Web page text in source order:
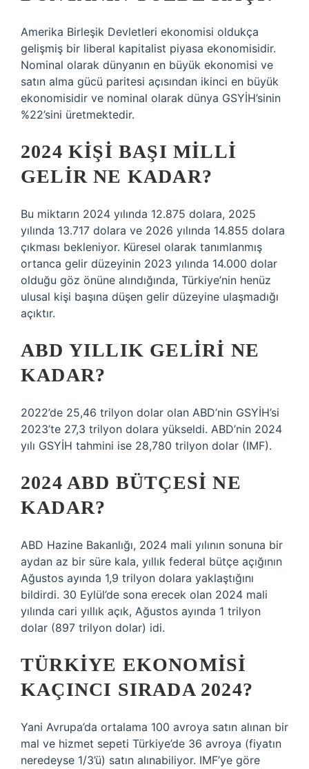
Amerika Birleşik Devletleri ekonomisi oldukça
gelişmiş bir liberal kapitalist piyasa ekonomisidir.
Nominal olarak dünyanın en büyük ekonomisi ve
satın alma gücü paritesi açısından ikinci en büyük
ekonomisidir ve nominal olarak dünya GSYİH’sinin
%22’sini üretmektedir.
2024 KIŞI BAŞI MILLI
GELIR NE KADAR?
Bu miktarın 2024 yılında 12.875 dolara, 2025
yılında 13.717 dolara ve 2026 yılında 14.855 dolara
çıkması bekleniyor. Küresel olarak tanımlanmış
ortanca gelir düzeyinin 2023 yılında 14.000 dolar
olduğu göz önüne alındığında, Türkiye’nin henüz
ulusal kişi başına düşen gelir düzeyine ulaşmadığı
açıktır.
ABD YILLIK GELIRI NE
KADAR?
2022’de 25,46 trilyon dolar olan ABD’nin GSYİH’si
2023’te 27,3 trilyon dolara yükseldi. ABD’nin 2024
yılı GSYİH tahmini ise 28,780 trilyon dolar (IMF).
2024 ABD BÜTÇESI NE
KADAR?
ABD Hazine Bakanlığı, 2024 mali yılının sonuna bir
aydan az bir süre kala, yıllık federal bütçe açığının
Ağustos ayında 1,9 trilyon dolara yaklaştığını
bildirdi. 30 Eylül’de sona erecek olan 2024 mali
yılında cari yıllık açık, Ağustos ayında 1 trilyon
dolar (897 trilyon dolar) idi.
TÜRKIYE EKONOMISI
KAÇINCI SIRADA 2024?
Yani Avrupa’da ortalama 100 avroya satın alınan bir
mal ve hizmet sepeti Türkiye’de 36 avroya (fiyatın
neredeyse 1/3’ü) satın alınabiliyor. IMF’ye göre